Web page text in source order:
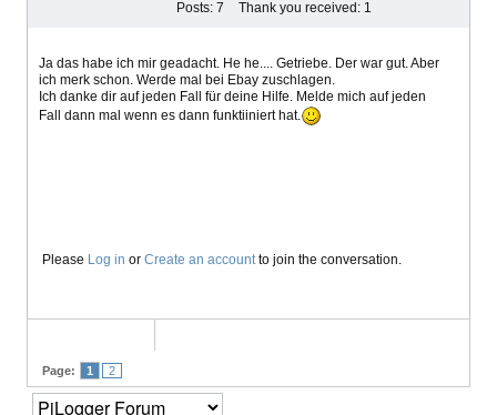
Posts: 7 Thank you received: 1
Ja das habe ich mir geadacht. He he.... Getriebe. Der war gut. Aber
ich merk schon. Werde mal bei Ebay zuschlagen.
Ich danke dir auf jeden Fall für deine Hilfe. Melde mich auf jeden
Fall dann mal wenn es dann funktiiniert hat.
Please Log in or Create an account to join the conversation.
Page: 1 2